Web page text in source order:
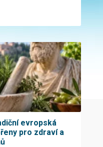
evropská
pro zdraví a